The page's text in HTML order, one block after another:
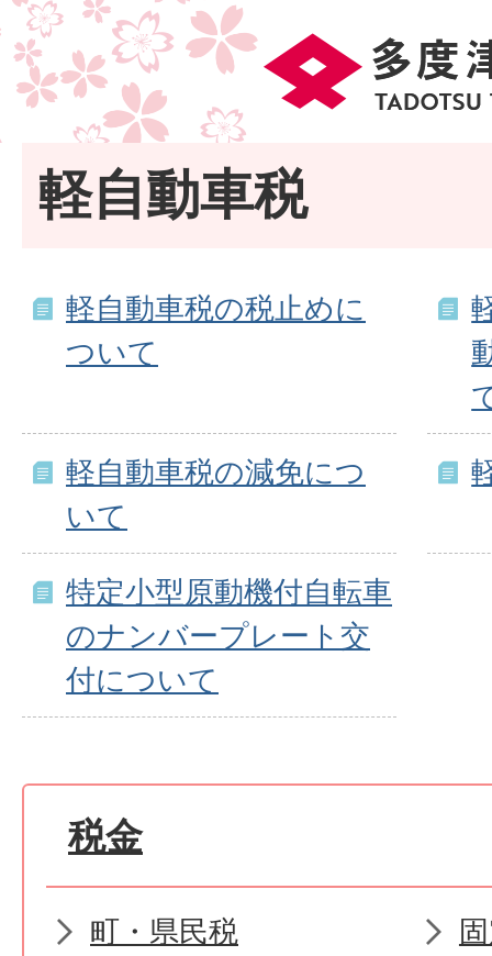
軽自動車税
軽自動車税の税止めに
ついて
軽自動車税の減免につ
いて
特定小型原動機付自転車
のナンバープレート交
付について
税金
町・県民税